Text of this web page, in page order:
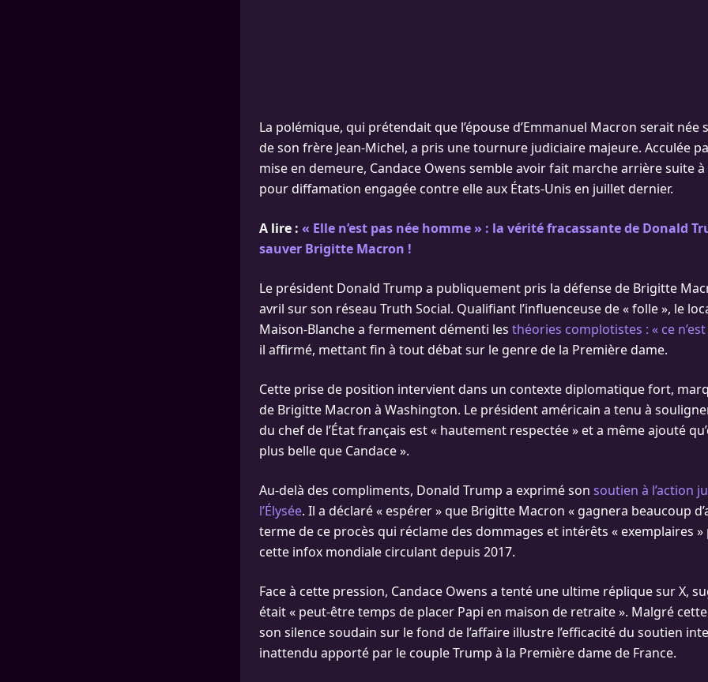
La polémique, qui prétendait que l’épouse d’Emmanuel Macron serait née
de son frère Jean-Michel, a pris une tournure judiciaire majeure. Acculée
mise en demeure, Candace Owens semble avoir fait marche arrière suite
pour diffamation engagée contre elle aux États-Unis en juillet dernier.
A lire : « Elle n’est pas née homme » : la vérité fracassante de Donald
sauver Brigitte Macron !
Le président Donald Trump a publiquement pris la défense de Brigitte
avril sur son réseau Truth Social. Qualifiant l’influenceuse de « folle », le
Maison-Blanche a fermement démenti les théories complotistes : « ce
il affirmé, mettant fin à tout débat sur le genre de la Première dame.
Cette prise de position intervient dans un contexte diplomatique fort,
de Brigitte Macron à Washington. Le président américain a tenu à
du chef de l’État français est « hautement respectée » et a même ajouté
plus belle que Candace ».
Au-delà des compliments, Donald Trump a exprimé son soutien à l’action
l’Élysée. Il a déclaré « espérer » que Brigitte Macron « gagnera beaucoup
terme de ce procès qui réclame des dommages et intérêts « exemplaires
cette infox mondiale circulant depuis 2017.
Face à cette pression, Candace Owens a tenté une ultime réplique sur X,
était « peut-être temps de placer Papi en maison de retraite ». Malgré
son silence soudain sur le fond de l’affaire illustre l’efficacité du soutien
inattendu apporté par le couple Trump à la Première dame de France.